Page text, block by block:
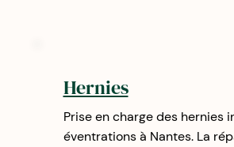
Hernies
Prise en charge des hernies
éventrations à Nantes. La